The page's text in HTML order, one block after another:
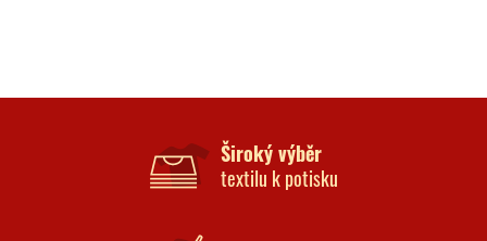
Široký výběr
textilu k potisku